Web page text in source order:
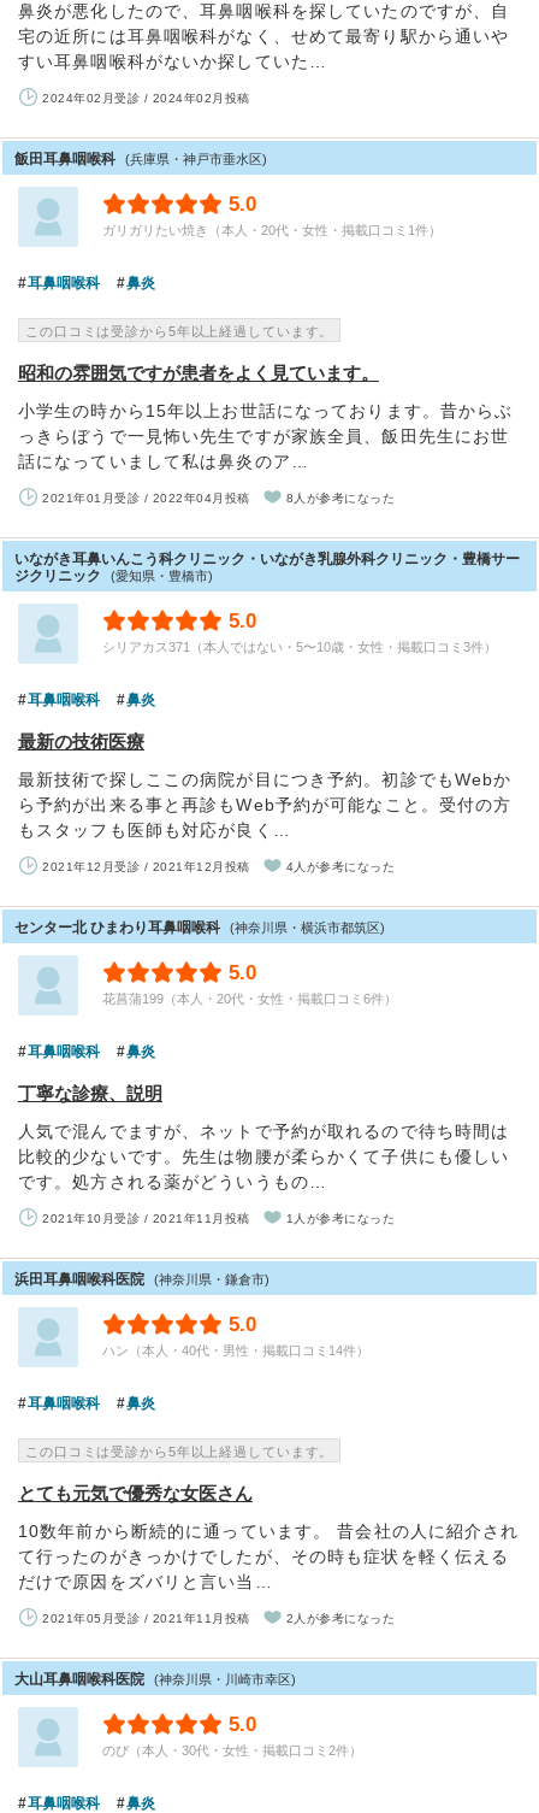
鼻炎が悪化したので、耳鼻咽喉科を探していたのですが、自
宅の近所には耳鼻咽喉科がなく、せめて最寄り駅から通いや
すい耳鼻咽喉科がないか探していた…
2024年02月受診 / 2024年02月投稿
飯田耳鼻咽喉科 (兵庫県・神戸市垂水区)
5.0
ガリガリたい焼き（本人・20代・女性・掲載口コミ1件）
耳鼻咽喉科 鼻炎
この口コミは受診から5年以上経過しています。
昭和の雰囲気ですが患者をよく見ています。
小学生の時から15年以上お世話になっております。昔からぶ
っきらぼうで一見怖い先生ですが家族全員、飯田先生にお世
話になっていまして私は鼻炎のア…
2021年01月受診 / 2022年04月投稿 8人が参考になった
いながき耳鼻いんこう科クリニック・いながき乳腺外科クリニック・豊橋サー
ジクリニック
(愛知県・豊橋市)
5.0
シリアカス371（本人ではない・5〜10歳・女性・掲載口コミ3件）
耳鼻咽喉科 鼻炎
最新の技術医療
最新技術で探しここの病院が目につき予約。初診でもWebか
ら予約が出来る事と再診もWeb予約が可能なこと。受付の方
もスタッフも医師も対応が良く…
2021年12月受診 / 2021年12月投稿 4人が参考になった
センター北 ひまわり耳鼻咽喉科 (神奈川県・横浜市都筑区)
5.0
花菖蒲199（本人・20代・女性・掲載口コミ6件）
耳鼻咽喉科 鼻炎
丁寧な診療、説明
人気で混んでますが、ネットで予約が取れるので待ち時間は
比較的少ないです。先生は物腰が柔らかくて子供にも優しい
です。処方される薬がどういうもの…
2021年10月受診 / 2021年11月投稿 1人が参考になった
浜田耳鼻咽喉科医院 (神奈川県・鎌倉市)
5.0
ハン（本人・40代・男性・掲載口コミ14件）
耳鼻咽喉科 鼻炎
この口コミは受診から5年以上経過しています。
とても元気で優秀な女医さん
10数年前から断続的に通っています。 昔会社の人に紹介され
て行ったのがきっかけでしたが、その時も症状を軽く伝える
だけで原因をズバリと言い当…
2021年05月受診 / 2021年11月投稿 2人が参考になった
大山耳鼻咽喉科医院 (神奈川県・川崎市幸区)
5.0
のぴ（本人・30代・女性・掲載口コミ2件）
耳鼻咽喉科 鼻炎